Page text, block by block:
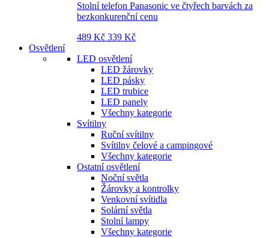
Stolní telefon Panasonic ve čtyřech barvách za
bezkonkurenční cenu
489 Kč 339 Kč
Osvětlení
LED osvětlení
LED žárovky
LED pásky
LED trubice
LED panely
Všechny kategorie
Svítilny
Ruční svítilny
Svítilny čelové a campingové
Všechny kategorie
Ostatní osvětlení
Noční světla
Žárovky a kontrolky
Venkovní svítidla
Solární světla
Stolní lampy
Všechny kategorie